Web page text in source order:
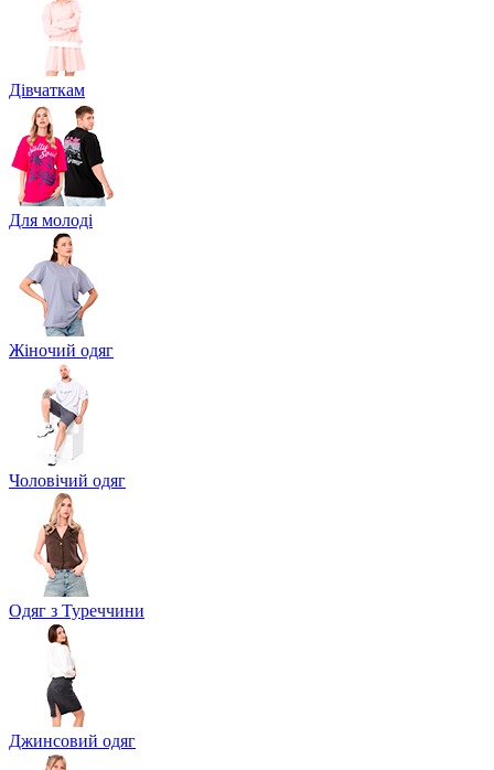
Дівчаткам
Для молоді
Жіночий одяг
Чоловічий одяг
Одяг з Туреччини
Джинсовий одяг